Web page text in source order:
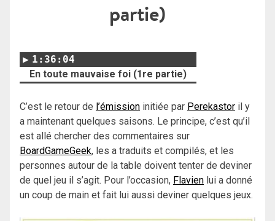
partie)
1:36:04
En toute mauvaise foi (1re partie)
C’est le retour de l’émission initiée par Perekastor il y
a maintenant quelques saisons. Le principe, c’est qu’il
est allé chercher des commentaires sur
BoardGameGeek, les a traduits et compilés, et les
personnes autour de la table doivent tenter de deviner
de quel jeu il s’agit. Pour l’occasion, Flavien lui a donné
un coup de main et fait lui aussi deviner quelques jeux.